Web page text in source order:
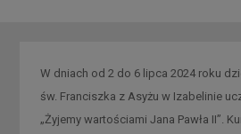
W dniach od 2 do 6 lipca 2024 roku
św. Franciszka z Asyżu w Izabelinie
„Żyjemy wartościami Jana Pawła II”.